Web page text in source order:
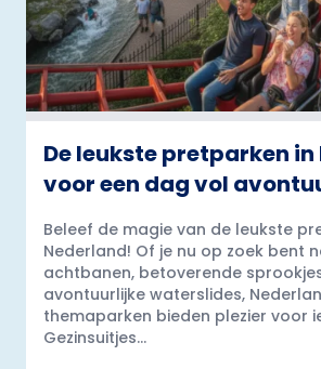
De leukste pretparken
voor een dag vol
Beleef de magie van de leukste
Nederland! Of je nu op zoek bent
achtbanen, betoverende
avontuurlijke waterslides,
themaparken bieden plezier voor
Gezinsuitjes...